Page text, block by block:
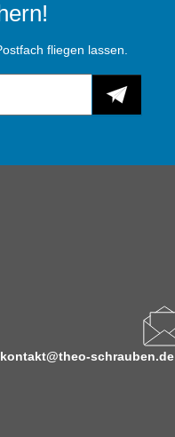
fliegen lassen.
kontakt@theo-schrauben.de